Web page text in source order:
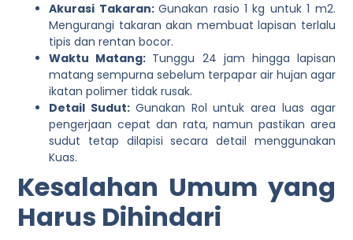
Akurasi Takaran:Gunakan rasio 1 kg untuk 1 m2.
Mengurangi takaran akan membuat lapisan terlalu
tipis dan rentan bocor.
Waktu Matang: Tunggu 24 jam hingga lapisan
matang sempurna sebelum terpapar air hujan agar
ikatan polimer tidak rusak.
Detail Sudut: Gunakan Rol untuk area luas agar
pengerjaan cepat dan rata, namun pastikan area
sudut tetap dilapisi secara detail menggunakan
Kuas.
Kesalahan Umum yang
Harus Dihindari